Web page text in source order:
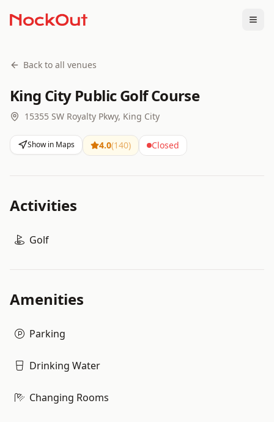
Back to all venues
King City Public Golf Course
15355 SW Royalty Pkwy, King City
Show in Maps 4.0(140) Closed
Activities
Golf
Amenities
Parking
Drinking Water
Changing Rooms